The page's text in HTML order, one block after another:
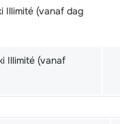
Illimité (vanaf dag
Illimité (vanaf